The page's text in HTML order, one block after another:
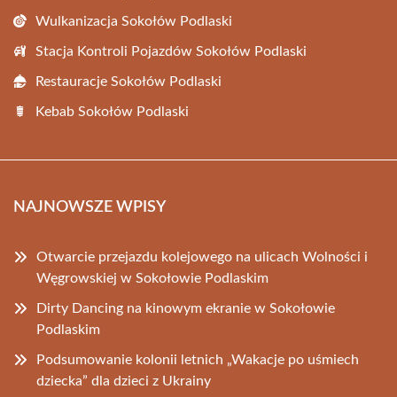
Wulkanizacja Sokołów Podlaski
Stacja Kontroli Pojazdów Sokołów Podlaski
Restauracje Sokołów Podlaski
Kebab Sokołów Podlaski
NAJNOWSZE WPISY
Otwarcie przejazdu kolejowego na ulicach Wolności i
Węgrowskiej w Sokołowie Podlaskim
Dirty Dancing na kinowym ekranie w Sokołowie
Podlaskim
Podsumowanie kolonii letnich „Wakacje po uśmiech
dziecka” dla dzieci z Ukrainy